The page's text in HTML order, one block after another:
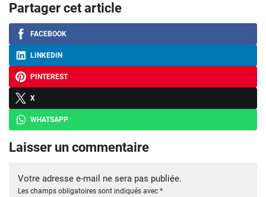
Partager cet article
FACEBOOK
LINKEDIN
PINTEREST
X
WHATSAPP
Laisser un commentaire
Votre adresse e-mail ne sera pas publiée.
Les champs obligatoires sont indiqués avec *